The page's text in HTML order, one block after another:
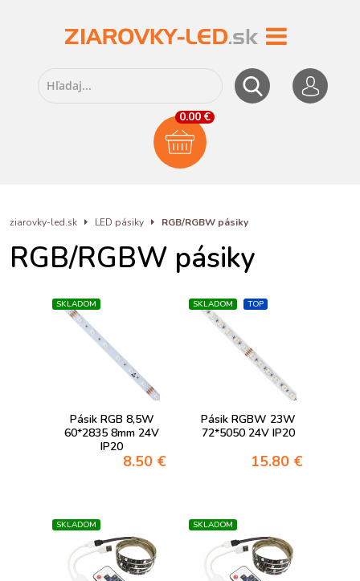
0.00 €
ziarovky-led.sk LED pásiky RGB/RGBW pásiky
RGB/RGBW pásiky
Pásik RGB 8,5W
60*2835 8mm 24V
IP20
8.50 €
SKLADOM
Pásik RGBW 23W
72*5050 24V IP20
15.80 €
SKLADOM TOP
SKLADOM SKLADOM